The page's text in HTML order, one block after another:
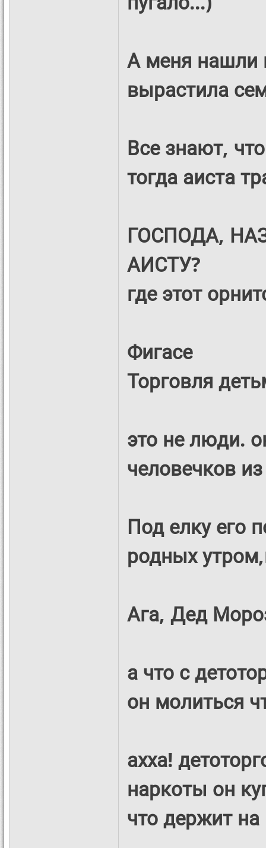
А меня нашли
вырастила
Все знают,
тогда аиста
ГОСПОДА,
АИСТУ?
где этот
Фигасе
Торговля
это не люди.
человечков
Под елку его
родных
Ага, Дед
а что с
он молиться
ахха!
наркоты он
что держит на